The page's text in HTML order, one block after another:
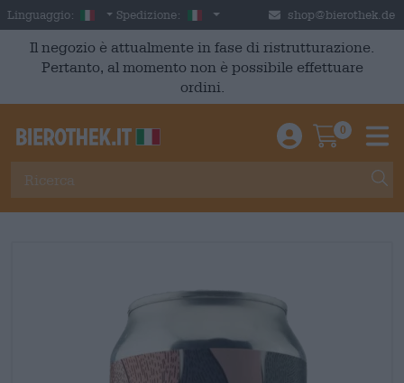
Skip to main content
Linguaggio: Italian
Spedizione: Italia shop@bierothek.de
Il negozio è attualmente in fase di ristrutturazione.
Pertanto, al momento non è possibile effettuare
ordini.
Einloggen /
0